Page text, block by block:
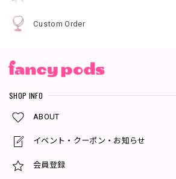
Custom Order
SHOP INFO
ABOUT
イベント・クーポン・お知らせ
会員登録